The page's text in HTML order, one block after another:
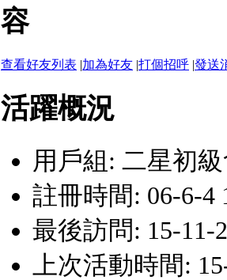
容
查看好友列表 |加為好友 |打個招呼 |發送
活躍概況
用戶組: 二星初
註冊時間: 06-6-4
最後訪問: 15-11-
上次活動時間: